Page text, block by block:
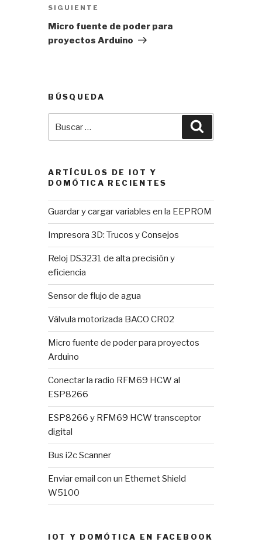
Siguiente
entrada
SIGUIENTE
Micro fuente de poder para
proyectos Arduino
BÚSQUEDA
por:
ARTÍCULOS DE IOT Y
DOMÓTICA RECIENTES
Guardar y cargar variables en la EEPROM
Impresora 3D: Trucos y Consejos
Reloj DS3231 de alta precisión y
eficiencia
Sensor de flujo de agua
Válvula motorizada BACO CR02
Micro fuente de poder para proyectos
Arduino
Conectar la radio RFM69 HCW al
ESP8266
ESP8266 y RFM69 HCW transceptor
digital
Bus i2c Scanner
Enviar email con un Ethernet Shield
W5100
IOT Y DOMÓTICA EN FACEBOOK